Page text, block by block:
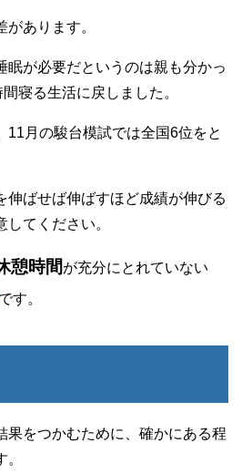
あります。
眠が必要だというのは親も分かっ
寝る生活に戻しました。
11月の駿台模試では全国6位をと
伸ばせば伸ばすほど成績が伸びる
てください。
憩時間が充分にとれていない
です。
果をつかむために、確かにある程